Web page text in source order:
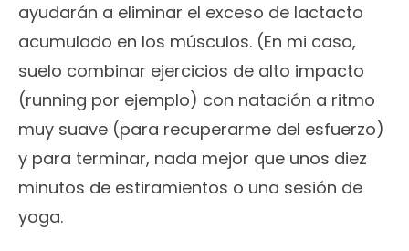
ayudarán a eliminar el exceso de lactacto
acumulado en los músculos. (En mi caso,
suelo combinar ejercicios de alto impacto
(running por ejemplo) con natación a ritmo
muy suave (para recuperarme del esfuerzo)
y para terminar, nada mejor que unos diez
minutos de estiramientos o una sesión de
yoga.